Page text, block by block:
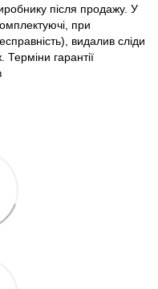
після продажу. У
при
видалив сліди
гарантії